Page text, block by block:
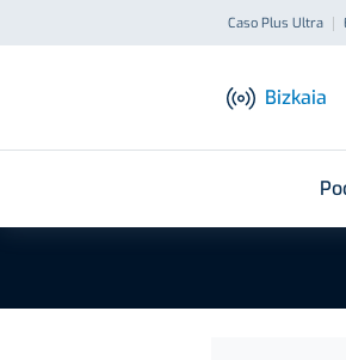
Caso Plus Ultra
Bizkaia